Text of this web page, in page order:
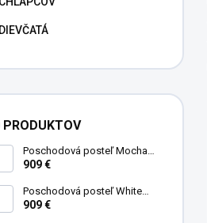
Poschodová posteľ Mocha
Studio pre 3 deti 90x200 cm s
909 €
Poschodová posteľ White
Studio pre 3 deti 90x200 cm s
909 €